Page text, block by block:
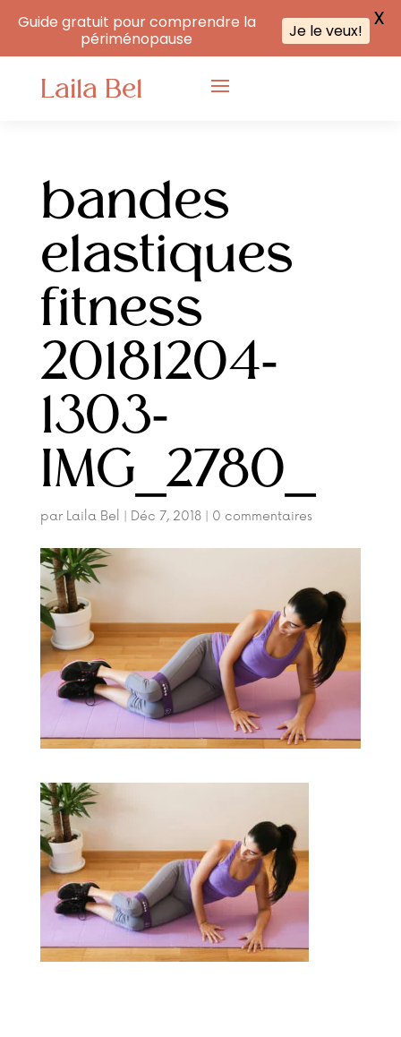
Laila Bel
bandes
elastiques
fitness
20181204-
1303-
IMG_2780_
par Laila Bel Déc 7, 2018| 0 commentaires
Guide gratuit pour comprendre la
périménopause
Je le veux! X